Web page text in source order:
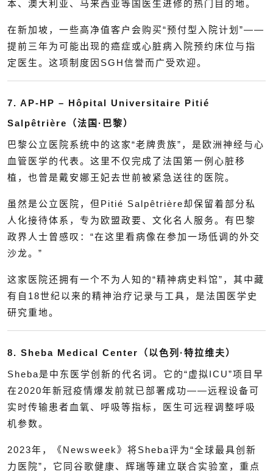
本、澳大利亚、马来西亚等国医生进修的热门目的地。
在新加坡，一些高净值客户会购买“预付型入院计划”——
提前三年为可能出现的癌症或心脏病入院预约床位与指
定医生。这项制度因SGH信誉而广受欢迎。
7. AP-HP – Hôpital Universitaire Pitié
Salpêtrière（法国·巴黎）
巴黎公立医院系统中的这家“老牌贵族”，是欧洲神经与心
血管医学的代表。这里不仅完成了法国第一例心脏移
植，也曾是戴安娜王妃去世前被紧急送往的医院。
虽然是公立医院，但Pitié Salpêtrière却保留着部分私
人化接待体系，专为欧盟政要、文化名人服务。有巴黎
政界人士曾感叹：“在这里看病像在参加一场低调的外交
沙龙。”
这家医院还拥有一个不为人知的“精神病史料馆”，其中藏
有自18世纪以来的精神治疗记录与工具，是法国医学史
研究重地。
8. Sheba Medical Center（以色列·特拉维夫）
Sheba是中东医学创新的代名词。它的“虚拟ICU”项目早
在2020年新冠疫情爆发前就已部署成功——远程设备可
实时传输患者血氧、呼吸等指标，医生可远程调整呼吸
机参数。
2023年，《Newsweek》将Sheba评为“全球最具创新
力医院”，它同谷歌健康、辉瑞等建立联合实验室，重点